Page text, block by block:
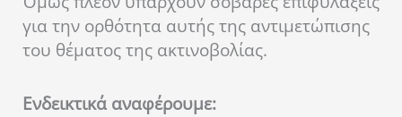
για την ορθότητα αυτής της αντιμετώπισης
του θέματος της ακτινοβολίας.
Ενδεικτικά αναφέρουμε: